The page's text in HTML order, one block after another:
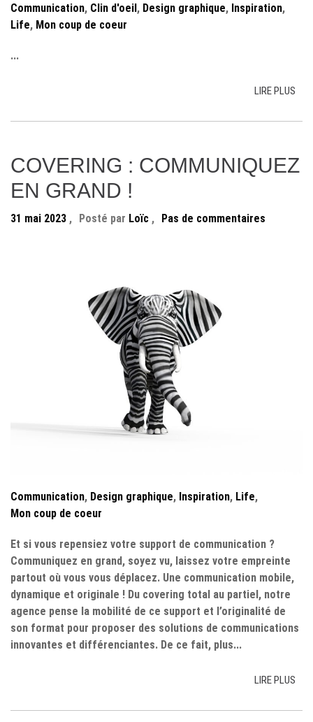
Communication, Clin d'oeil, Design graphique, Inspiration,
Life, Mon coup de coeur
...
LIRE PLUS
COVERING : COMMUNIQUEZ
EN GRAND !
31 mai 2023 , Posté par Loïc , Pas de commentaires
Communication, Design graphique, Inspiration, Life,
Mon coup de coeur
Et si vous repensiez votre support de communication ?
Communiquez en grand, soyez vu, laissez votre empreinte
partout où vous vous déplacez. Une communication mobile,
dynamique et originale ! Du covering total au partiel, notre
agence pense la mobilité de ce support et l’originalité de
son format pour proposer des solutions de communications
innovantes et différenciantes. De ce fait, plus...
LIRE PLUS